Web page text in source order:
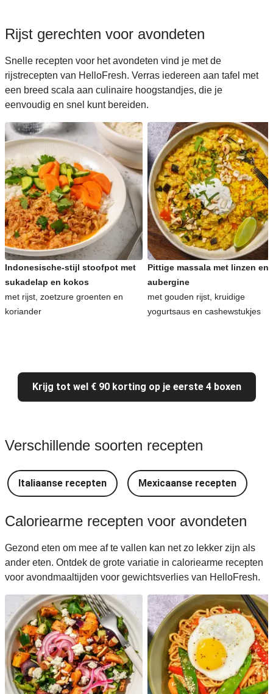
Rijst gerechten voor avondeten
Snelle recepten voor het avondeten vind je met de
rijstrecepten van HelloFresh. Verras iedereen aan tafel met
een breed scala aan culinaire hoogstandjes, die je
eenvoudig en snel kunt bereiden.
Indonesische-stijl stoofpot met
sukadelap en kokos
met rijst, zoetzure groenten en
koriander
Pittige massala met linzen en
aubergine
met gouden rijst, kruidige
yogurtsaus en cashewstukjes
Krijg tot wel € 90 korting op je eerste 4 boxen
Verschillende soorten recepten
Italiaanse recepten Mexicaanse recepten
Caloriearme recepten voor avondeten
Gezond eten om mee af te vallen kan net zo lekker zijn als
ander eten. Ontdek de grote variatie in caloriearme recepten
voor avondmaaltijden voor gewichtsverlies van HelloFresh.